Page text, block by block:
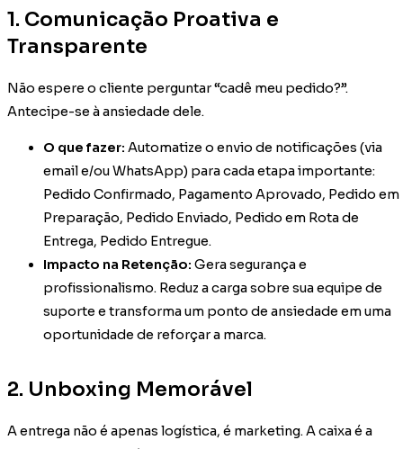
1. Comunicação Proativa e
Transparente
Não espere o cliente perguntar “cadê meu pedido?”.
Antecipe-se à ansiedade dele.
O que fazer: Automatize o envio de notificações (via
email e/ou WhatsApp) para cada etapa importante:
Pedido Confirmado, Pagamento Aprovado, Pedido em
Preparação, Pedido Enviado, Pedido em Rota de
Entrega, Pedido Entregue.
Impacto na Retenção: Gera segurança e
profissionalismo. Reduz a carga sobre sua equipe de
suporte e transforma um ponto de ansiedade em uma
oportunidade de reforçar a marca.
2. Unboxing Memorável
A entrega não é apenas logística, é marketing. A caixa é a